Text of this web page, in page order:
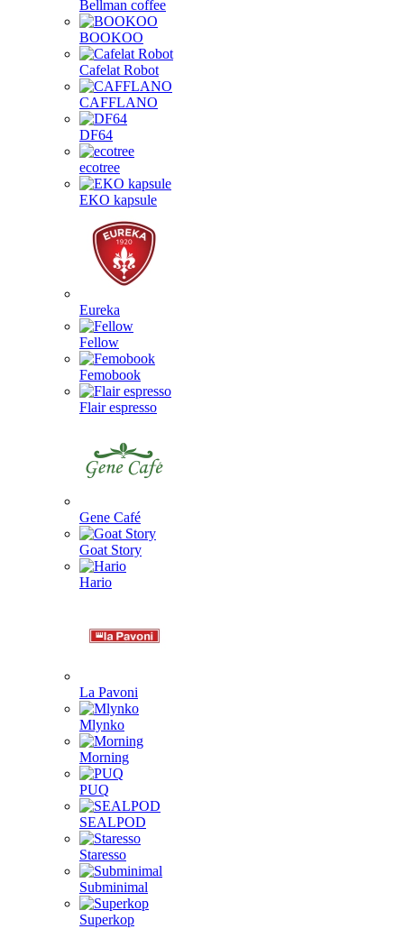
Bellman coffee
BOOKOO
Cafelat Robot
CAFFLANO
DF64
ecotree
EKO kapsule
Eureka
Fellow
Femobook
Flair espresso
Gene Café
Goat Story
Hario
La Pavoni
Mlynko
Morning
PUQ
SEALPOD
Staresso
Subminimal
Superkop